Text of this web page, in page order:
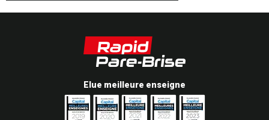
Elue meilleure enseigne